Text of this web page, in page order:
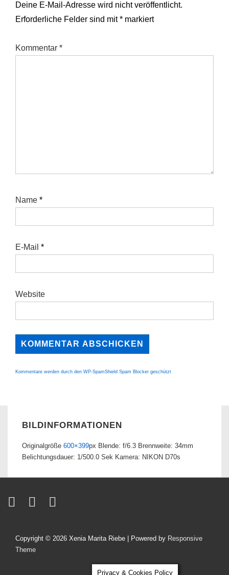
Deine E-Mail-Adresse wird nicht veröffentlicht.
Erforderliche Felder sind mit* markiert
Kommentar *
Name *
E-Mail *
Website
Kommentare werden durch den WP-SpamShield Spam Blocker geschützt
BILDINFORMATIONEN
Originalgröße 600×399px Blende: f/6.3 Brennweite: 34mm
Belichtungsdauer: 1/500.0 Sek Kamera: NIKON D70s
Copyright © 2026 Xenia Marita Riebe | Powered by Responsive
Theme
Privacy & Cookies Policy